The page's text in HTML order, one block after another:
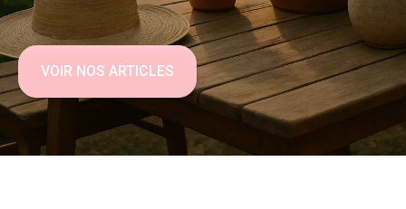
VOIR NOS ARTICLES